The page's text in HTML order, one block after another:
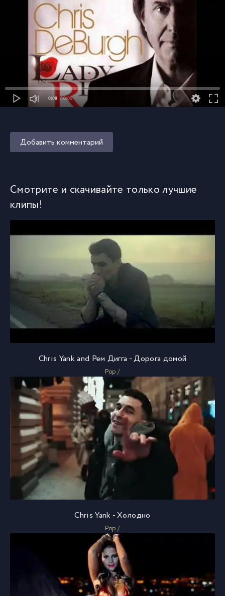
0:00 / 0:00
Добавить комментарий
Смотрите и скачивайте только лучшие
клипы!
Chris Yank and Рем Дигга - Дорога домой
Pop /
Chris Yank - Холодно
Pop /